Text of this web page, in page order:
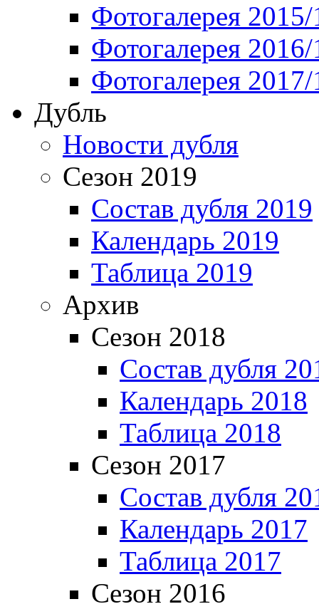
Фотогалерея
Фотогалерея
Фотогалерея
Дубль
Новости дубля
Сезон 2019
Состав дубля 2019
Календарь 2019
Таблица 2019
Архив
Сезон 2018
Состав дубля
Календарь 2018
Таблица 2018
Сезон 2017
Состав дубля
Календарь 2017
Таблица 2017
Сезон 2016